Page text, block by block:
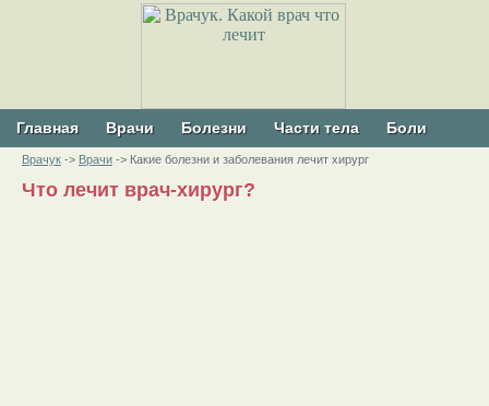
Главная Врачи Болезни Части тела Боли
Врачук -> Врачи -> Какие болезни и заболевания лечит хирург
Что лечит врач-хирург?